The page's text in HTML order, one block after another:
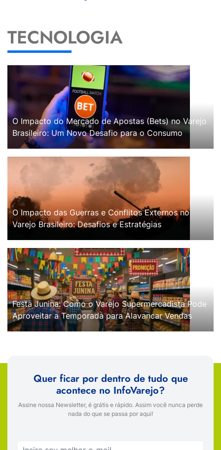
TECNOLOGIA
O Impacto do Mercado de Apostas (Bets) no Varejo
Brasileiro: Um Novo Desafio para o Consumo
O Impacto das Guerras e Conflitos Externos no
Varejo Brasileiro: Desafios e Estratégias
Festa Junina: Como o Varejo Supermercadista Pode
Aproveitar a Temporada para Alavancar Vendas
Quer ficar por dentro de tudo que
acontece no InfoVarejo?
Assine nossa Newsletter, é grátis e rápido. Assim você nunca perde
nada do que se passa por aqui!